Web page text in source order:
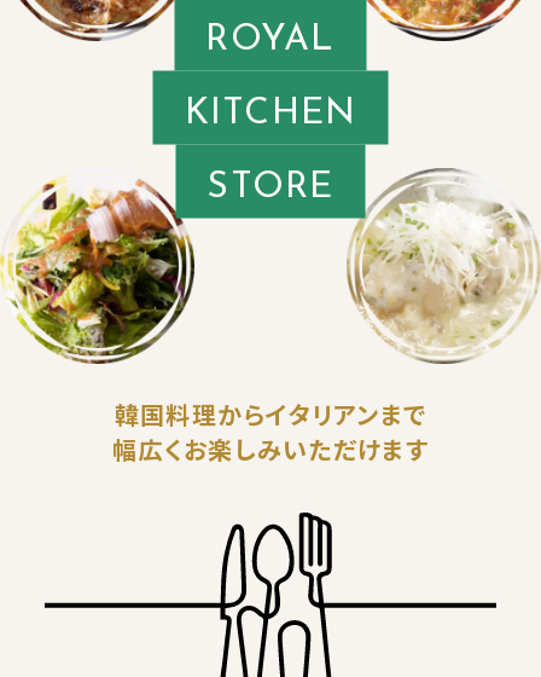
ROYAL
KITCHEN
STORE
韓国料理からイタリアンまで
幅広くお楽しみいただけます